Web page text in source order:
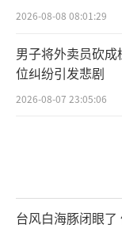
2026-08-08 08:01:29
男子将外卖员砍
位纠纷引发悲剧
2026-08-07 23:05:06
台风白海豚闭眼